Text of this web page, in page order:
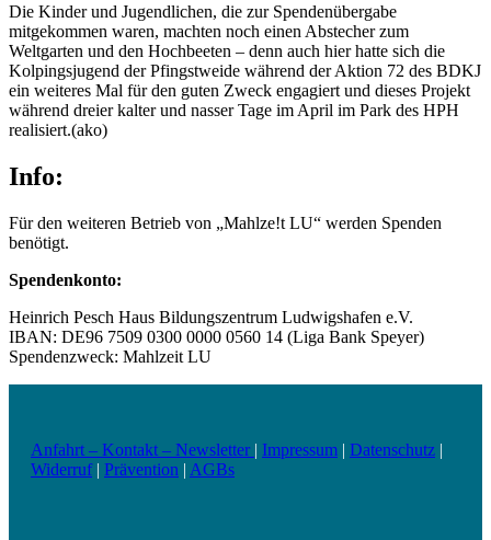
Die Kinder und Jugendlichen, die zur Spendenübergabe
mitgekommen waren, machten noch einen Abstecher zum
Weltgarten und den Hochbeeten – denn auch hier hatte sich die
Kolpingsjugend der Pfingstweide während der Aktion 72 des BDKJ
ein weiteres Mal für den guten Zweck engagiert und dieses Projekt
während dreier kalter und nasser Tage im April im Park des HPH
realisiert.(ako)
Info:
Für den weiteren Betrieb von „Mahlze!t LU“ werden Spenden
benötigt.
Spendenkonto:
Heinrich Pesch Haus Bildungszentrum Ludwigshafen e.V.
IBAN: DE96 7509 0300 0000 0560 14 (Liga Bank Speyer)
Spendenzweck: Mahlzeit LU
Anfahrt – Kontakt – Newsletter | Impressum | Datenschutz |
Widerruf| Prävention | AGBs